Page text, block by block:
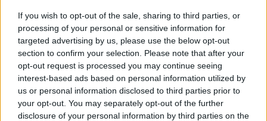
If you wish to opt-out of the sale, sharing to third parties, or
processing of your personal or sensitive information for
targeted advertising by us, please use the below opt-out
section to confirm your selection. Please note that after your
opt-out request is processed you may continue seeing
interest-based ads based on personal information utilized by
us or personal information disclosed to third parties prior to
your opt-out. You may separately opt-out of the further
disclosure of your personal information by third parties on the
σε έναν αγώνα δρόμου με στόχο να σταματήσουν τη σκοτεινή
δύναμη που σπέρνει τη διχόνοια στο χωριό κάθε εκατό χρόνια.
Πρωταγωνιστούν: Βασίλης Μπισμπίκης, Μαρίνα Καλογήρου,
Αναστασία Τσιλιμπίου, Γιάννης Ζουγανέλης, Ελένη Φιλίνη,
Γιάννης Αναστασάκης, Λευτέρης Κοκογιαννάκης, Βασίλης
Κουκαλάνι, Χρήστος Στρατάκης, Μαρινέλλα Βλαχάκη, Δημήτρης
Καλογεράκης, Νικόλας Χανακούλας κ.α Και οι μικροί
πρωταγωνιστές «Κομάντα»: Γιώργος, Ζαχαρένια, Κωνσταντίνος,
Αλέξανδρος. Guest Star, ο Στέλιος Μάινας.